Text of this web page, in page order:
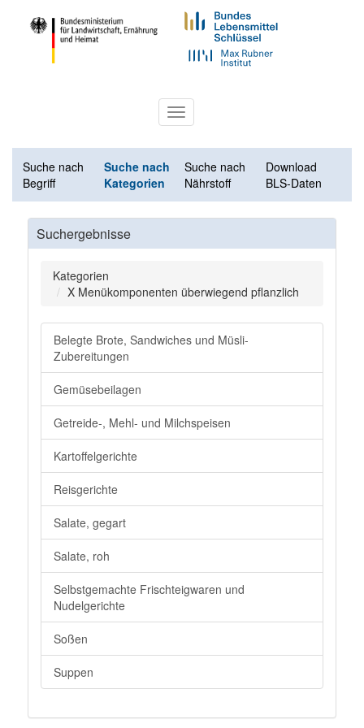
Toggle
navigation
Suche nach
Begriff
Suche nach
Kategorien
Suche nach
Nährstoff
Download
BLS-Daten
Suchergebnisse
Kategorien
X Menükomponenten überwiegend pflanzlich
Belegte Brote, Sandwiches und Müsli-
Zubereitungen
Gemüsebeilagen
Getreide-, Mehl- und Milchspeisen
Kartoffelgerichte
Reisgerichte
Salate, gegart
Salate, roh
Selbstgemachte Frischteigwaren und
Nudelgerichte
Soßen
Suppen